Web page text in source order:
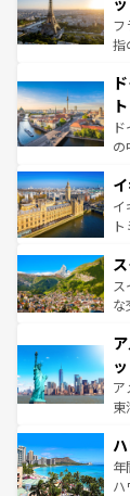
し
る
ア
フ
指
れ
香
ト
の
顔
ル
は
イ
戦
ン
な
の
こ
者
ア
東
の
ン
年
ハ